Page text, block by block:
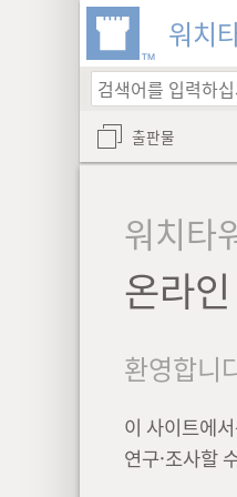
워치
출판물
워치타
온라
환영합니
이 사이트에
연구·조사할